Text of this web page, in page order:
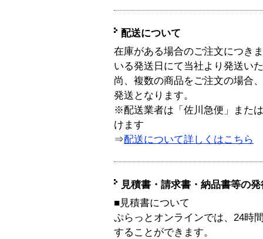
配送について
在庫がある場合のご注文につき
いる発送日にて当社より発送い
尚、複数の商品をご注文の場合
発送となります。
※配送業者は「佐川急便」また
けます
⇒配送について詳しくはこちら
見積書・請求書・納品書等の
■見積書について
ぷらっとオンラインでは、24時
することができます。